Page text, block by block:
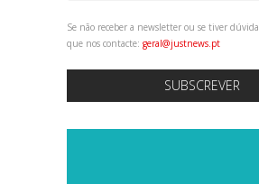
Se não receber a newsletter ou se tiver
que nos contacte: geral@justnews.pt
SUBSCREVER